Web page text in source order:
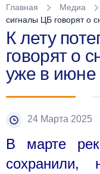
Главная Медиа
сигналы ЦБ говорят о
К лету
говорят о
уже в июне
24 Марта 2025
В марте